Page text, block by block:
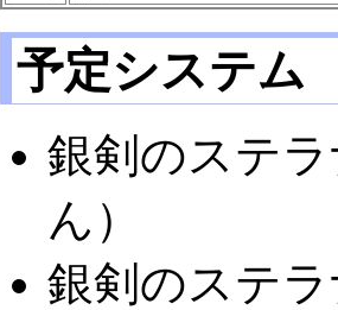
予定システム
銀剣のステ
ん）
銀剣のステ